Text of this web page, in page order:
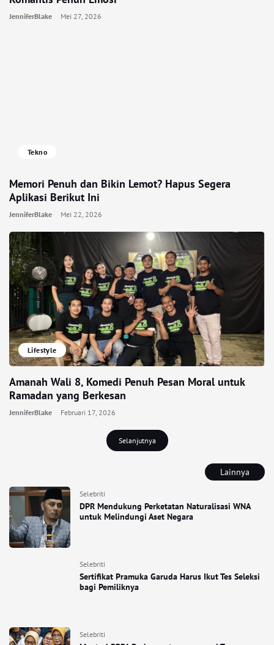
Lainnya
Selebriti
DPR Mendukung Perketatan Naturalisasi WNA
untuk Melindungi Aset Negara
Selebriti
Sertifikat Pramuka Garuda Harus Ikut Tes Seleksi
bagi Pemiliknya
Selebriti
JenniferBlake Mei 27, 2026
Tekno
Memori Penuh dan Bikin Lemot? Hapus Segera
Aplikasi Berikut Ini
JenniferBlake Mei 22, 2026
Lifestyle
Amanah Wali 8, Komedi Penuh Pesan Moral untuk
Ramadan yang Berkesan
JenniferBlake Februari 17, 2026
Selanjutnya